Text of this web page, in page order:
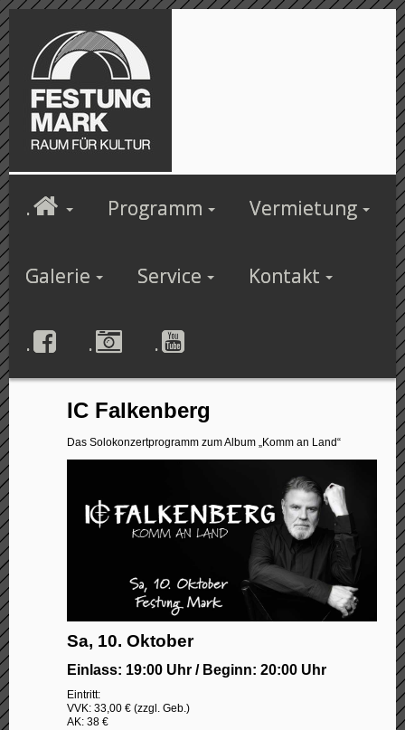
. Programm Vermietung
Galerie Service Kontakt
. . .
IC Falkenberg
Das Solokonzertprogramm zum Album „Komm an Land“
Sa, 10. Oktober
Einlass: 19:00 Uhr / Beginn: 20:00 Uhr
Eintritt:
VVK: 33,00 € (zzgl. Geb.)
AK: 38 €